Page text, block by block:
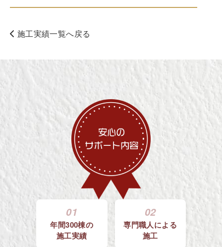
施工実績一覧へ戻る
01
年間300棟の
施工実績
02
専門職人による
施工